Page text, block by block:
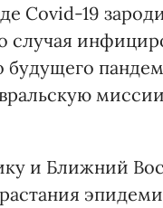
Covid-19
случая
будущего
и Ближний